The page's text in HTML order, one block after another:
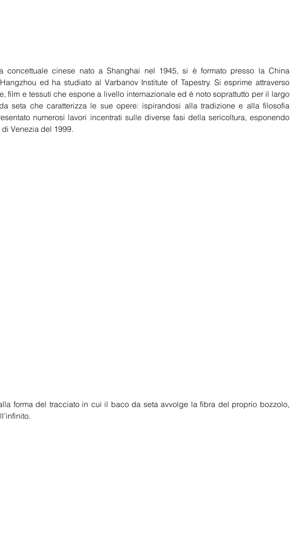
concettuale cinese nato a Shanghai nel 1945, si è formato presso la China
ed ha studiato al Varbanov Institute of Tapestry. Si esprime attraverso
film e tessuti che espone a livello internazionale ed è noto soprattutto per il largo
seta che caratterizza le sue opere: ispirandosi alla tradizione e alla filosofia
numerosi lavori incentrati sulle diverse fasi della sericoltura, esponendo
Venezia del 1999.
forma del tracciato in cui il baco da seta avvolge la fibra del proprio bozzolo,